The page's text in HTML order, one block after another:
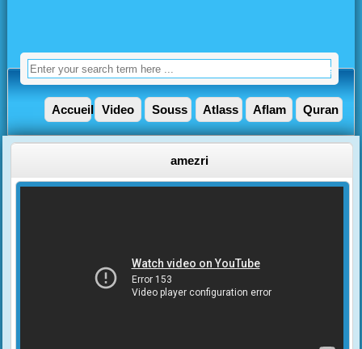
Accueil Video Souss Atlass Aflam Quran
amezri